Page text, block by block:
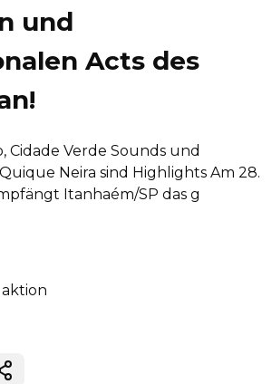
und
Acts des
Cidade Verde Sounds und
Neira sind Highlights Am 28.
Itanhaém/SP das g